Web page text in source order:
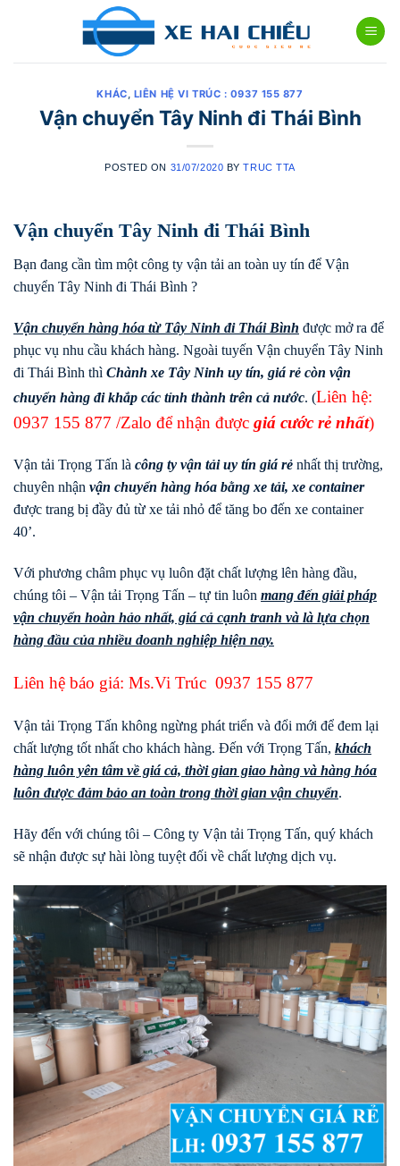
KHÁC, LIÊN HỆ VI TRÚC : 0937 155 877
Vận chuyển Tây Ninh đi Thái Bình
POSTED ON 31/07/2020 BYTRUC TTA
Vận chuyển Tây Ninh đi Thái Bình
Bạn đang cần tìm một công ty vận tải an toàn uy tín để Vận
chuyển Tây Ninh đi Thái Bình ?
Vận chuyển hàng hóa từ Tây Ninh đi Thái Bình được mở ra để
phục vụ nhu cầu khách hàng. Ngoài tuyến Vận chuyển Tây Ninh
đi Thái Bình thì Chành xe Tây Ninh uy tín, giá rẻ còn vận
chuyển hàng đi khắp các tỉnh thành trên cả nước. (Liên hệ:
0937 155 877 /Zalo để nhận được giá cước rẻ nhất)
Vận tải Trọng Tấn là công ty vận tải uy tín giá rẻ nhất thị trường,
chuyên nhận vận chuyển hàng hóa bằng xe tải, xe container
được trang bị đầy đủ từ xe tải nhỏ để tăng bo đến xe container
40’.
Với phương châm phục vụ luôn đặt chất lượng lên hàng đầu,
chúng tôi – Vận tải Trọng Tấn – tự tin luôn mang đến giải pháp
vận chuyển hoàn hảo nhất, giá cả cạnh tranh và là lựa chọn
hàng đầu của nhiều doanh nghiệp hiện nay.
Liên hệ báo giá: Ms.Vi Trúc 0937 155 877
Vận tải Trọng Tấn không ngừng phát triển và đổi mới để đem lại
chất lượng tốt nhất cho khách hàng. Đến với Trọng Tấn, khách
hàng luôn yên tâm về giá cả, thời gian giao hàng và hàng hóa
luôn được đảm bảo an toàn trong thời gian vận chuyển.
Hãy đến với chúng tôi – Công ty Vận tải Trọng Tấn, quý khách
sẽ nhận được sự hài lòng tuyệt đối về chất lượng dịch vụ.